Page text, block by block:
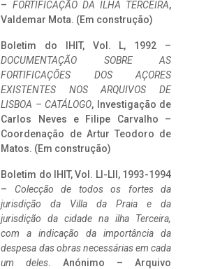
– FORTIFICAÇÃO DA ILHA TERCEIRA,
Valdemar Mota. (Em construção)
Boletim do IHIT, Vol. L, 1992 –
DOCUMENTAÇÃO SOBRE AS
FORTIFICAÇÕES DOS AÇORES
EXISTENTES NOS ARQUIVOS DE
LISBOA – CATÁLOGO, Investigação de
Carlos Neves e Filipe Carvalho –
Coordenação de Artur Teodoro de
Matos. (Em construção)
Boletim do IHIT, Vol. LI-LII, 1993-1994
– Colecção de todos os fortes da
jurisdição da Villa da Praia e da
jurisdição da cidade na ilha Terceira,
com a indicação da importância da
despesa das obras necessárias em cada
um deles. Anónimo – Arquivo